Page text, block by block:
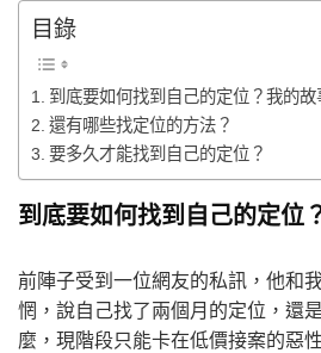
目錄
到底要如何找到自己的定位？我的故
還有哪些找定位的方法？
要多久才能找到自己的定位？
到底要如何找到自己的定位
前陣子受到一位網友的私訊，他和
惘，說自己找了兩個月的定位，還
麼，現階段只能卡在低價接案的惡